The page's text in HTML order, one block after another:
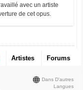
avec un artiste
de cet opus.
Artistes Forums
Dans D'autres
Langues